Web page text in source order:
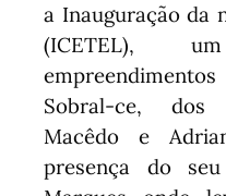
a Inauguração da
(ICETEL),
Sobral-ce, dos
Macêdo e
presença do